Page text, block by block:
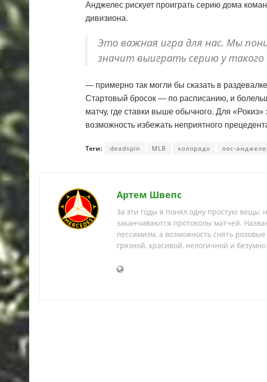
Анджелес рискует проиграть серию дома
дивизиона.
Это важная игра для нас. Мы
значит выиграть серию у такого
— примерно так могли бы сказать в
Стартовый бросок — по расписанию, и
матчу, где ставки выше обычного. Для
возможность избежать неприятного
Теги: deadspin MLB колорадо лос-
Артем Швепс
За эти годы я понял одну простую вещь:
заканчиваются протоколы матчей.
пессимизм, а возможность снять
грязной, красивой, нелогичной и